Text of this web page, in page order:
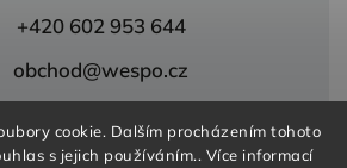
cookie. Dalším procházením tohoto
s jejich používáním.. Více informací
+420 602 953 644
obchod@wespo.cz